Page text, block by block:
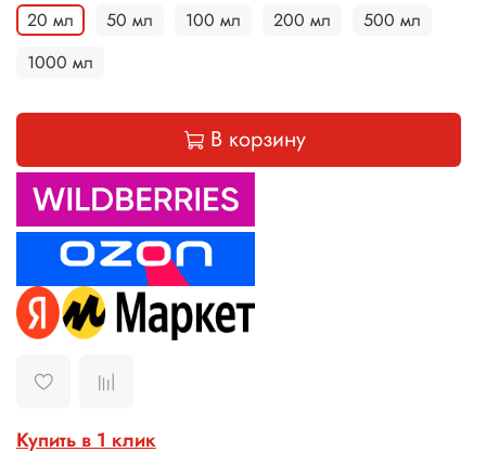
20 мл 50 мл 100 мл 200 мл
500 мл
1000 мл
В корзину
Купить в 1 клик